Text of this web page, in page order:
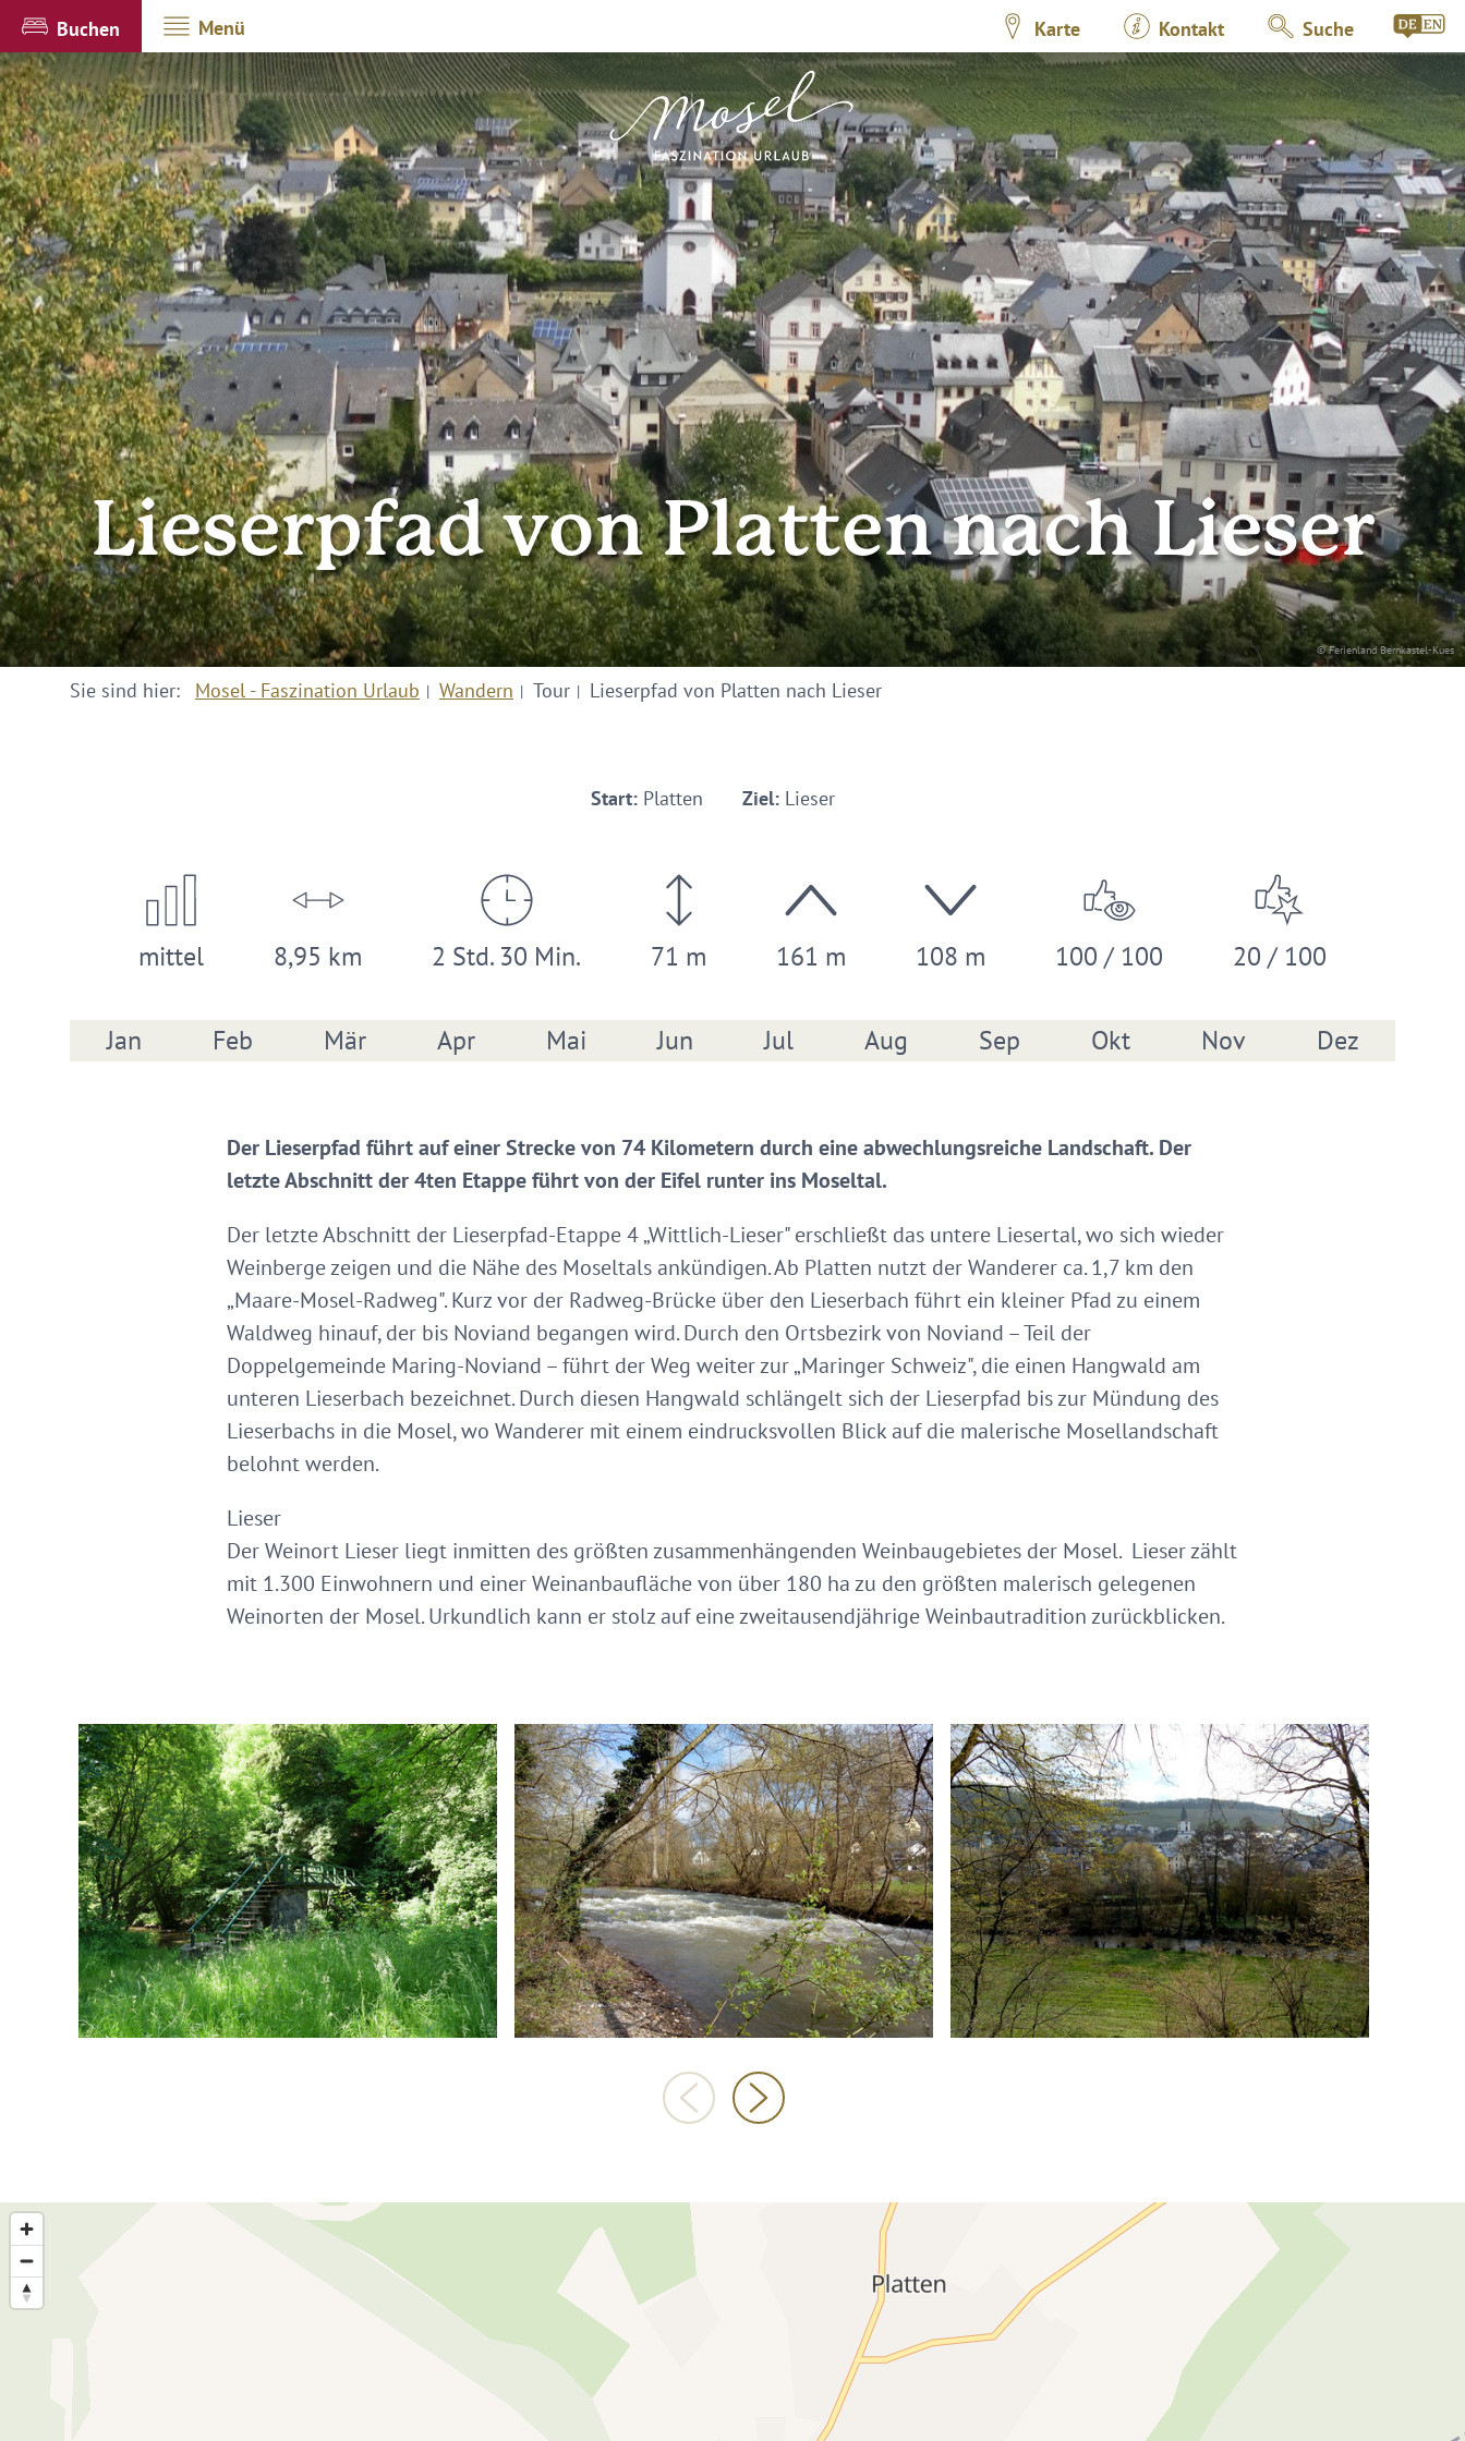
Buchen Menü Karte Kontakt Suche
© Ferienland Bernkastel-Kues
Lieserpfad von Platten nach Lieser
Sie sind hier: Mosel - Faszination Urlaub Wandern Tour Lieserpfad von Platten nach Lieser
Start: Platten Ziel: Lieser
mittel 8,95 km 2 Std. 30 Min. 71 m 161 m 108 m 100 / 100 20 / 100
Jan Feb Mär Apr Mai Jun Jul Aug Sep Okt Nov Dez
Der Lieserpfad führt auf einer Strecke von 74 Kilometern durch eine abwechlungsreiche Landschaft. Der
letzte Abschnitt der 4ten Etappe führt von der Eifel runter ins Moseltal.
Der letzte Abschnitt der Lieserpfad-Etappe 4 „Wittlich-Lieser" erschließt das untere Liesertal, wo sich wieder
Weinberge zeigen und die Nähe des Moseltals ankündigen. Ab Platten nutzt der Wanderer ca. 1,7 km den
„Maare-Mosel-Radweg". Kurz vor der Radweg-Brücke über den Lieserbach führt ein kleiner Pfad zu einem
Waldweg hinauf, der bis Noviand begangen wird. Durch den Ortsbezirk von Noviand – Teil der
Doppelgemeinde Maring-Noviand – führt der Weg weiter zur „Maringer Schweiz", die einen Hangwald am
unteren Lieserbach bezeichnet. Durch diesen Hangwald schlängelt sich der Lieserpfad bis zur Mündung des
Lieserbachs in die Mosel, wo Wanderer mit einem eindrucksvollen Blick auf die malerische Mosellandschaft
belohnt werden.
Lieser
Der Weinort Lieser liegt inmitten des größten zusammenhängenden Weinbaugebietes der Mosel. Lieser zählt
mit 1.300 Einwohnern und einer Weinanbaufläche von über 180 ha zu den größten malerisch gelegenen
Weinorten der Mosel. Urkundlich kann er stolz auf eine zweitausendjährige Weinbautradition zurückblicken.